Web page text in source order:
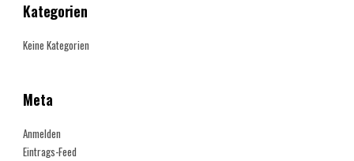
Kategorien
Keine Kategorien
Meta
Anmelden
Eintrags-Feed